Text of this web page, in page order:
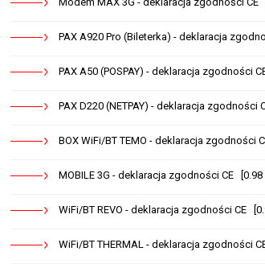
PAX A920 Pro (Bileterka) - deklaracja
PAX A50 (POSPAY) - deklaracja zgodności
PAX D220 (NETPAY) - deklaracja zgodności
BOX WiFi/BT TEMO - deklaracja zgodności
MOBILE 3G - deklaracja zgodności CE [0.98
WiFi/BT REVO - deklaracja zgodności CE
WiFi/BT THERMAL - deklaracja zgodności